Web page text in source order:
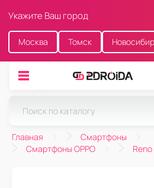
Укажите Ваш город
Москва Томск
Главная
Смартфоны
Смартфоны OPPO
Reno